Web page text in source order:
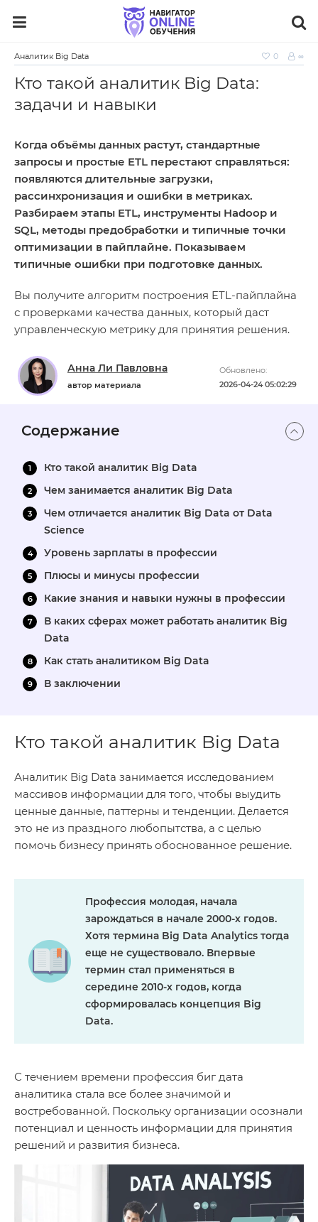
Аналитик Big Data 0 ∞
Кто такой аналитик Big Data:
задачи и навыки
Когда объёмы данных растут, стандартные
запросы и простые ETL перестают справляться:
появляются длительные загрузки,
рассинхронизация и ошибки в метриках.
Разбираем этапы ETL, инструменты Hadoop и
SQL, методы предобработки и типичные точки
оптимизации в пайплайне. Показываем
типичные ошибки при подготовке данных.
Вы получите алгоритм построения ETL‑пайплайна
с проверками качества данных, который даст
управленческую метрику для принятия решения.
Обновлено:
2026-04-24 05:02:29
Анна Ли Павловна
автор материала
Содержание
Кто такой аналитик Big Data
Чем занимается аналитик Big Data
Чем отличается аналитик Big Data от Data
Science
Уровень зарплаты в профессии
Плюсы и минусы профессии
Какие знания и навыки нужны в профессии
В каких сферах может работать аналитик Big
Data
Как стать аналитиком Big Data
В заключении
Кто такой аналитик Big Data
Аналитик Big Data занимается исследованием
массивов информации для того, чтобы выудить
ценные данные, паттерны и тенденции. Делается
это не из праздного любопытства, а с целью
помочь бизнесу принять обоснованное решение.
Профессия молодая, начала
зарождаться в начале 2000-х годов.
Хотя термина Big Data Analytics тогда
еще не существовало. Впервые
термин стал применяться в
середине 2010-х годов, когда
сформировалась концепция Big
Data.
С течением времени профессия биг дата
аналитика стала все более значимой и
востребованной. Поскольку организации осознали
потенциал и ценность информации для принятия
решений и развития бизнеса.